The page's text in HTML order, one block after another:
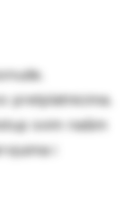
pretplatnicima.
svim našim
i